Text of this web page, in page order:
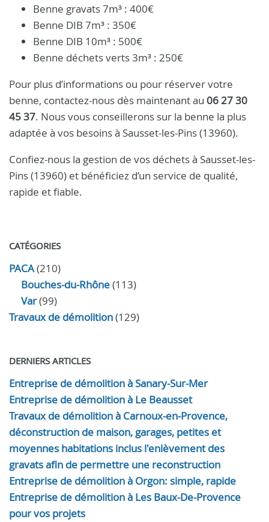
Benne gravats 7m³ : 400€
Benne DIB 7m³ : 350€
Benne DIB 10m³ : 500€
Benne déchets verts 3m³ : 250€
Pour plus d’informations ou pour réserver votre
benne, contactez-nous dès maintenant au 06 27 30
45 37. Nous vous conseillerons sur la benne la plus
adaptée à vos besoins à Sausset-les-Pins (13960).
Confiez-nous la gestion de vos déchets à Sausset-les-
Pins (13960) et bénéficiez d’un service de qualité,
rapide et fiable.
CATÉGORIES
PACA(210)
Bouches-du-Rhône(113)
Var(99)
Travaux de démolition(129)
DERNIERS ARTICLES
Entreprise de démolition à Sanary-Sur-Mer
Entreprise de démolition à Le Beausset
Travaux de démolition à Carnoux-en-Provence,
déconstruction de maison, garages, petites et
moyennes habitations inclus l'enlèvement des
gravats afin de permettre une reconstruction
Entreprise de démolition à Orgon: simple, rapide
Entreprise de démolition à Les Baux-De-Provence
pour vos projets